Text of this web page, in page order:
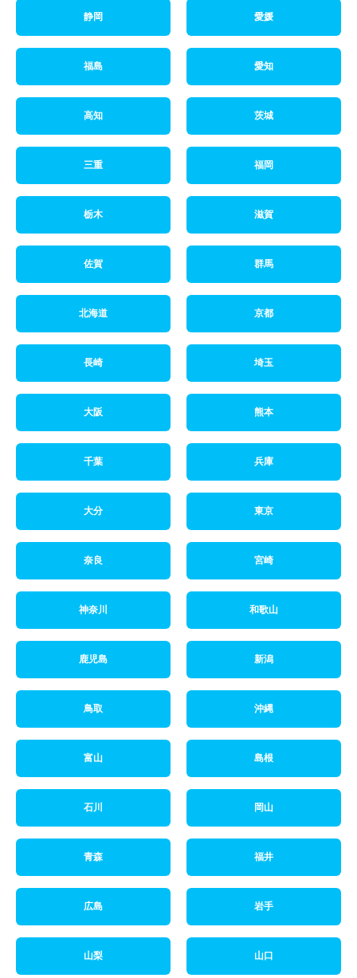
静岡 愛媛
福島 愛知
高知 茨城
三重 福岡
栃木 滋賀
佐賀 群馬
北海道 京都
長崎 埼玉
大阪 熊本
千葉 兵庫
大分 東京
奈良 宮崎
神奈川 和歌山
鹿児島 新潟
鳥取 沖縄
富山 島根
石川 岡山
青森 福井
広島 岩手
山梨 山口